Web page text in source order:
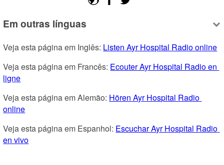
Em outras línguas
Veja esta página em Inglês: Listen Ayr Hospital Radio online
Veja esta página em Francês: Ecouter Ayr Hospital Radio en
ligne
Veja esta página em Alemão: Hören Ayr Hospital Radio
online
Veja esta página em Espanhol: Escuchar Ayr Hospital Radio
en vivo